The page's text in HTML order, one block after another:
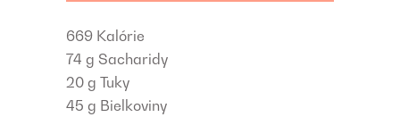
669 Kalórie
74 g Sacharidy
20 g Tuky
45 g Bielkoviny